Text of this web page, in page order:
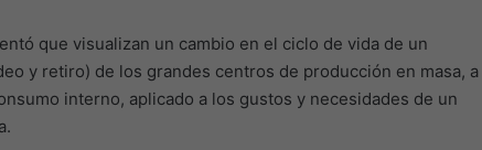
que visualizan un cambio en el ciclo de vida de un
y retiro) de los grandes centros de producción en masa, a
interno, aplicado a los gustos y necesidades de un